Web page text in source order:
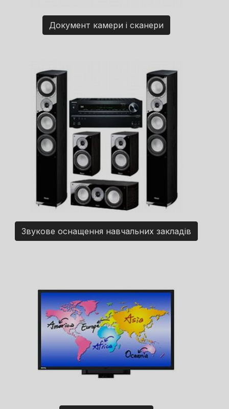
Документ камери і сканери
Звукове оснащення навчальних закладів